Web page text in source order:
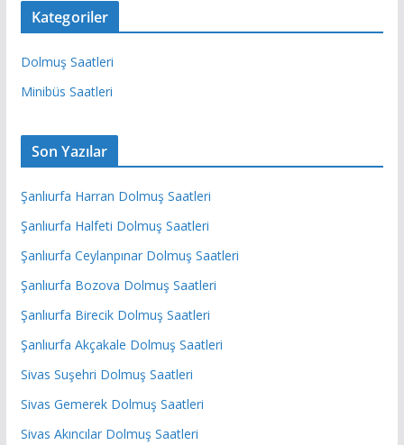
Kategoriler
Dolmuş Saatleri
Minibüs Saatleri
Son Yazılar
Şanlıurfa Harran Dolmuş Saatleri
Şanlıurfa Halfeti Dolmuş Saatleri
Şanlıurfa Ceylanpınar Dolmuş Saatleri
Şanlıurfa Bozova Dolmuş Saatleri
Şanlıurfa Birecik Dolmuş Saatleri
Şanlıurfa Akçakale Dolmuş Saatleri
Sivas Suşehri Dolmuş Saatleri
Sivas Gemerek Dolmuş Saatleri
Sivas Akıncılar Dolmuş Saatleri